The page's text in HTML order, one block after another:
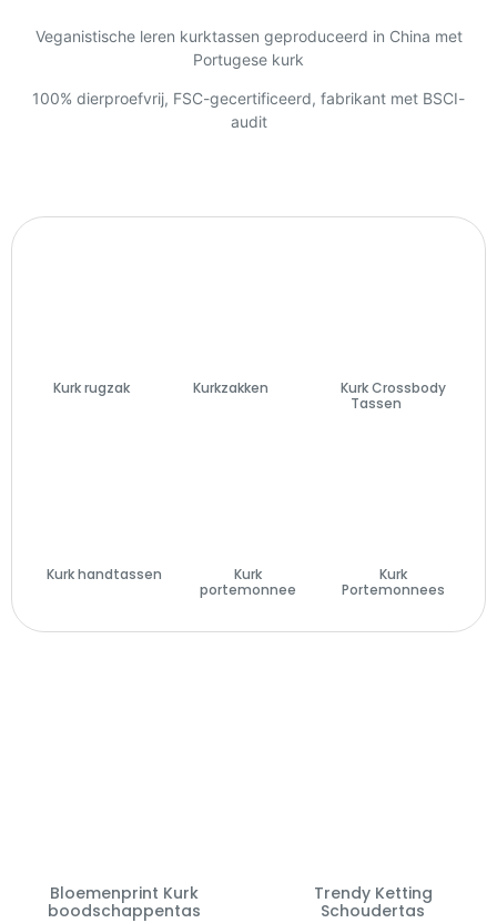
Veganistische leren kurktassen geproduceerd in China met
Portugese kurk
100% dierproefvrij, FSC-gecertificeerd, fabrikant met BSCI-
audit
Kurk rugzak Kurkzakken
Kurk Crossbody
Tassen
Kurk handtassen
Kurk
portemonnee
Kurk
Portemonnees
Bloemenprint Kurk
boodschappentas
Trendy Ketting
Schoudertas